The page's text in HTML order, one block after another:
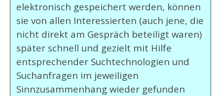
elektronisch gespeichert werden, können
sie von allen Interessierten (auch jene, die
nicht direkt am Gespräch beteiligt waren)
später schnell und gezielt mit Hilfe
entsprechender Suchtechnologien und
Suchanfragen im jeweiligen
Sinnzusammenhang wieder gefunden